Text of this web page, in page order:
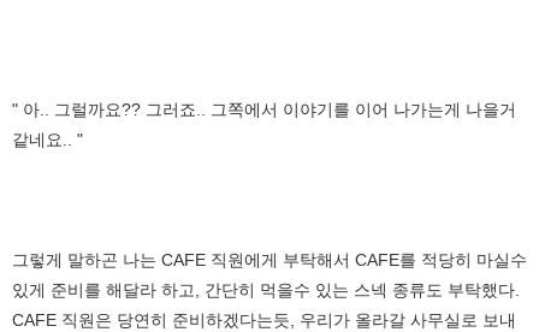
" 아.. 그럴까요?? 그러죠.. 그쪽에서 이야기를 이어 나가는게 나을거
같네요.. "
그렇게 말하곤 나는 CAFE 직원에게 부탁해서 CAFE를 적당히 마실수
있게 준비를 해달라 하고, 간단히 먹을수 있는 스넥 종류도 부탁했다.
CAFE 직원은 당연히 준비하겠다는듯, 우리가 올라갈 사무실로 보내